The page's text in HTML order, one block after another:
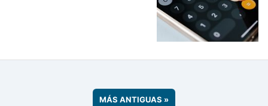
MÁS ANTIGUAS »